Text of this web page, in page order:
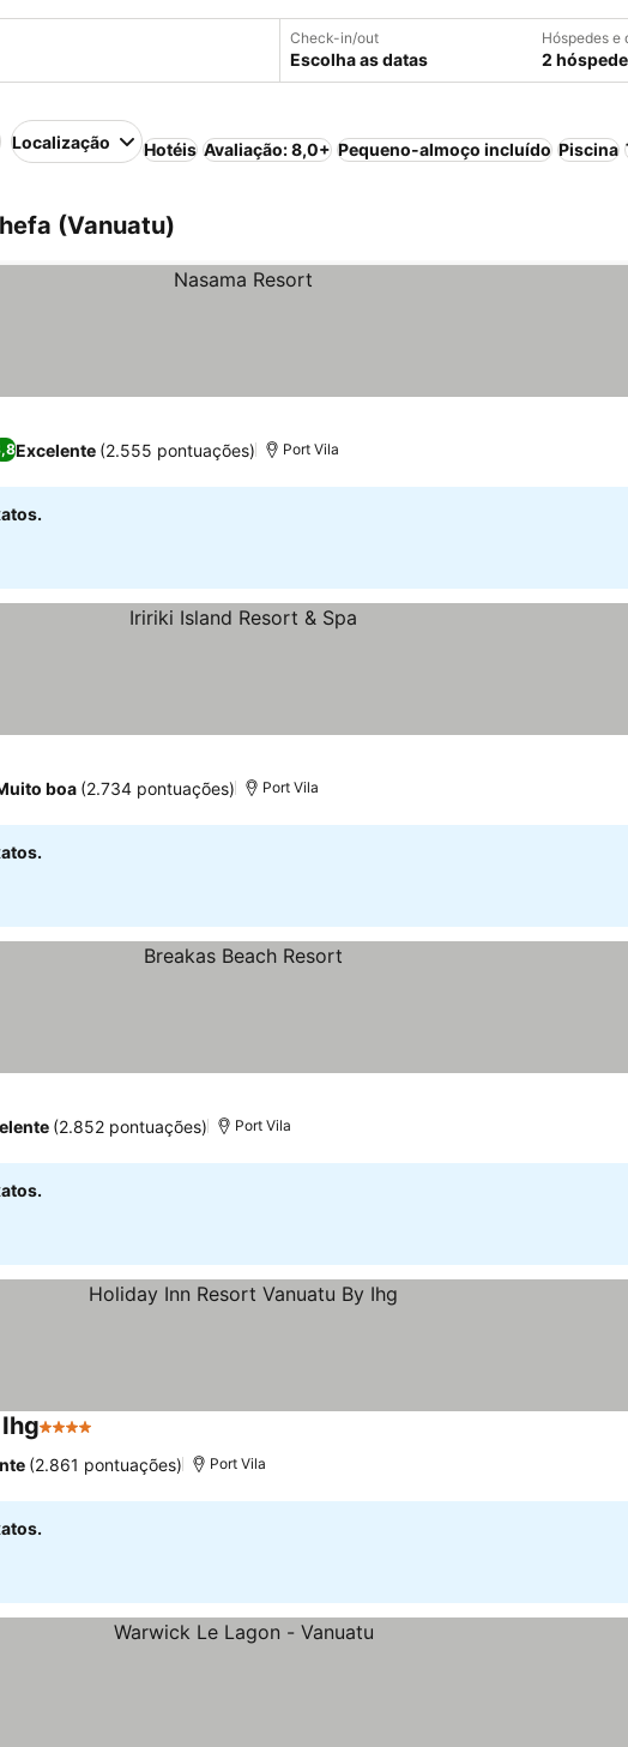
Check-in/out
Escolha as datas
Hóspedes e
2
Localização Hotéis Avaliação: 8,0+ Pequeno-almoço incluído Piscina
(Vanuatu)
Excelente (2.555 pontuações) Port Vila
boa (2.734 pontuações) Port Vila
(2.852 pontuações) Port Vila
4 Estrelas
(2.861 pontuações) Port Vila